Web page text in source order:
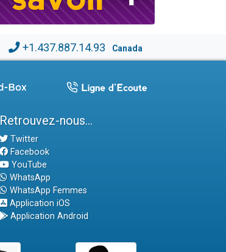
+1.437.887.14.93 Canada
Retrouvez-nous...
Twitter
Facebook
YouTube
WhatsApp
WhatsApp Femmes
Application iOS
Application Android